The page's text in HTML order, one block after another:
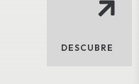
DESCUBRE